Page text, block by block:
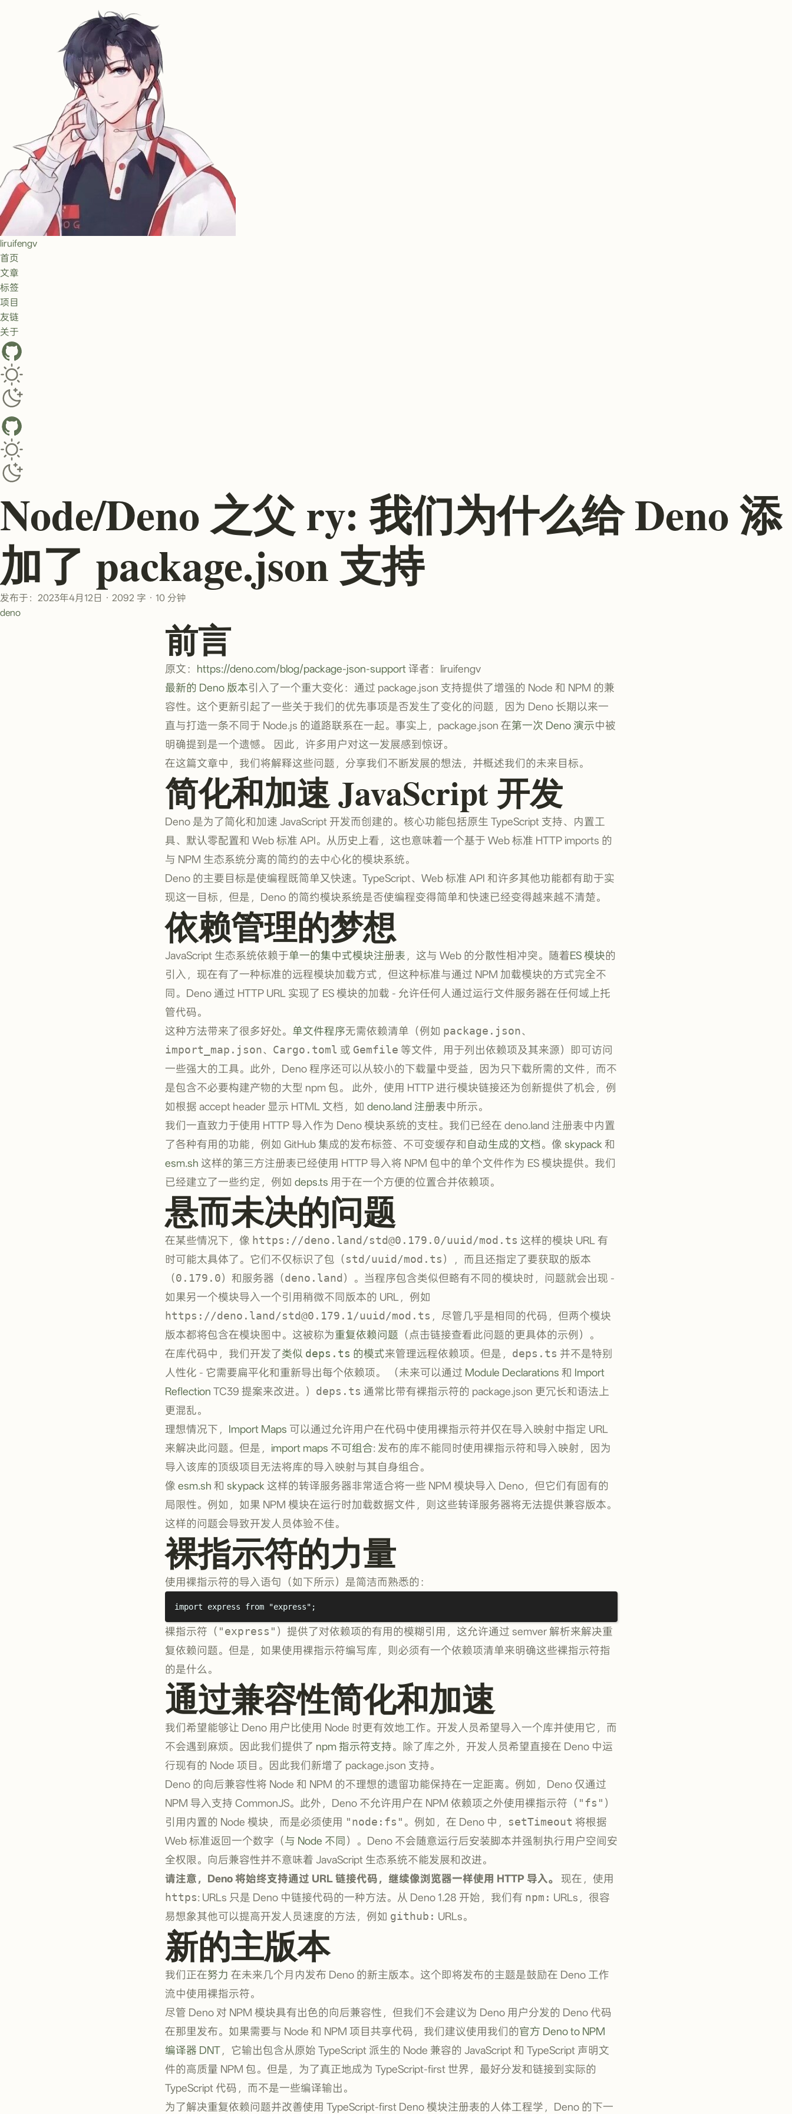
liruifengv
首页
文章
标签
项目
友链
关于
GitHub
Toggle dark/light theme
Toggle dark/light theme
Node/Deno 之父 ry: 我们为什么给 Deno 添
加了 package.json 支持
发布于：2023年4月12日 · 2092 字 · 10 分钟
deno
前言
原文： https://deno.com/blog/package-json-support译者：liruifengv
最新的 Deno 版本引入了一个重大变化：通过 package.json 支持提供了增强的 Node 和 NPM 的兼
容性。这个更新引起了一些关于我们的优先事项是否发生了变化的问题，因为 Deno 长期以来一
直与打造一条不同于 Node.js 的道路联系在一起。事实上，package.json 在第一次 Deno 演示中被
明确提到是一个遗憾。 因此，许多用户对这一发展感到惊讶。
在这篇文章中，我们将解释这些问题，分享我们不断发展的想法，并概述我们的未来目标。
简化和加速 JavaScript 开发
Deno 是为了简化和加速 JavaScript 开发而创建的。核心功能包括原生 TypeScript 支持、内置工
具、默认零配置和 Web 标准 API。从历史上看，这也意味着一个基于 Web 标准 HTTP imports 的
与 NPM 生态系统分离的简约的去中心化的模块系统。
Deno 的主要目标是使编程既简单又快速。TypeScript、Web 标准 API 和许多其他功能都有助于实
现这一目标，但是，Deno 的简约模块系统是否使编程变得简单和快速已经变得越来越不清楚。
依赖管理的梦想
JavaScript 生态系统依赖于单一的集中式模块注册表 ，这与 Web 的分散性相冲突。随着ES 模块的
引入，现在有了一种标准的远程模块加载方式，但这种标准与通过 NPM 加载模块的方式完全不
同。Deno 通过 HTTP URL 实现了 ES 模块的加载 - 允许任何人通过运行文件服务器在任何域上托
管代码。
这种方法带来了很多好处。 单文件程序无需依赖清单（例如 package.json、
import_map.json、 Cargo.toml 或 Gemfile 等文件，用于列出依赖项及其来源）即可访问
一些强大的工具。此外，Deno 程序还可以从较小的下载量中受益，因为只下载所需的文件，而不
是包含不必要构建产物的大型 npm 包。 此外，使用 HTTP 进行模块链接还为创新提供了机会，例
如根据 accept header 显示 HTML 文档，如 deno.land 注册表中所示。
我们一直致力于使用 HTTP 导入作为 Deno 模块系统的支柱。我们已经在 deno.land 注册表中内置
了各种有用的功能，例如 GitHub 集成的发布标签、不可变缓存和自动生成的文档。像 skypack 和
esm.sh 这样的第三方注册表已经使用 HTTP 导入将 NPM 包中的单个文件作为 ES 模块提供。我们
已经建立了一些约定，例如 deps.ts 用于在一个方便的位置合并依赖项。
悬而未决的问题
在某些情况下，像 https://deno.land/std@0.179.0/uuid/mod.ts 这样的模块 URL 有
时可能太具体了。它们不仅标识了包（std/uuid/mod.ts），而且还指定了要获取的版本
（0.179.0）和服务器（deno.land ）。当程序包含类似但略有不同的模块时，问题就会出现 -
如果另一个模块导入一个引用稍微不同版本的 URL，例如
https://deno.land/std@0.179.1/uuid/mod.ts ，尽管几乎是相同的代码，但两个模块
版本都将包含在模块图中。这被称为重复依赖问题 （点击链接查看此问题的更具体的示例）。
在库代码中，我们开发了类似 deps.ts 的模式来管理远程依赖项。但是， deps.ts 并不是特别
人性化 - 它需要扁平化和重新导出每个依赖项。 （未来可以通过 Module Declarations 和 Import
Reflection TC39 提案来改进。） deps.ts 通常比带有裸指示符的 package.json 更冗长和语法上
更混乱。
理想情况下， Import Maps 可以通过允许用户在代码中使用裸指示符并仅在导入映射中指定 URL
来解决此问题。但是， import maps 不可组合: 发布的库不能同时使用裸指示符和导入映射，因为
导入该库的顶级项目无法将库的导入映射与其自身组合。
像 esm.sh 和 skypack 这样的转译服务器非常适合将一些 NPM 模块导入 Deno，但它们有固有的
局限性。例如，如果 NPM 模块在运行时加载数据文件，则这些转译服务器将无法提供兼容版本。
这样的问题会导致开发人员体验不佳。
裸指示符的力量
使用裸指示符的导入语句（如下所示）是简洁而熟悉的：
import express from "express" ;
裸指示符（ "express" ）提供了对依赖项的有用的模糊引用，这允许通过 semver 解析来解决重
复依赖问题。但是，如果使用裸指示符编写库，则必须有一个依赖项清单来明确这些裸指示符指
的是什么。
通过兼容性简化和加速
我们希望能够让 Deno 用户比使用 Node 时更有效地工作。开发人员希望导入一个库并使用它，而
不会遇到麻烦。因此我们提供了 npm 指示符支持。除了库之外，开发人员希望直接在 Deno 中运
行现有的 Node 项目。因此我们新增了 package.json 支持。
Deno 的向后兼容性将 Node 和 NPM 的不理想的遗留功能保持在一定距离。例如，Deno 仅通过
NPM 导入支持 CommonJS。此外，Deno 不允许用户在 NPM 依赖项之外使用裸指示符（ "fs" ）
引用内置的 Node 模块，而是必须使用 "node:fs" 。例如，在 Deno 中， setTimeout 将根据
Web 标准返回一个数字（与 Node 不同）。Deno 不会随意运行后安装脚本并强制执行用户空间安
全权限。向后兼容性并不意味着 JavaScript 生态系统不能发展和改进。
请注意，Deno 将始终支持通过 URL 链接代码，继续像浏览器一样使用 HTTP 导入。
现在，使用
https: URLs 只是 Deno 中链接代码的一种方法。从 Deno 1.28 开始，我们有 npm: URLs，很容
易想象其他可以提高开发人员速度的方法，例如 github: URLs。
新的主版本
我们正在努力 在未来几个月内发布 Deno 的新主版本。这个即将发布的主题是鼓励在 Deno 工作
流中使用裸指示符。
尽管 Deno 对 NPM 模块具有出色的向后兼容性，但我们不会建议为 Deno 用户分发的 Deno 代码
在那里发布。如果需要与 Node 和 NPM 项目共享代码，我们建议使用我们的官方 Deno to NPM
编译器 DNT，它输出包含从原始 TypeScript 派生的 Node 兼容的 JavaScript 和 TypeScript 声明文
件的高质量 NPM 包。但是，为了真正地成为 TypeScript-first 世界，最好分发和链接到实际的
TypeScript 代码，而不是一些编译输出。
为了解决重复依赖问题并改善使用 TypeScript-first Deno 模块注册表的人体工程学，Deno 的下一